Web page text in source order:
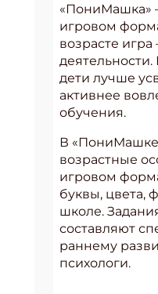
«ПониМашка»
игровом
возрасте
дети лучше
активнее
обучения.
В
возрастные
игровом
буквы, цвета,
школе.
составляют
раннему
психологи.